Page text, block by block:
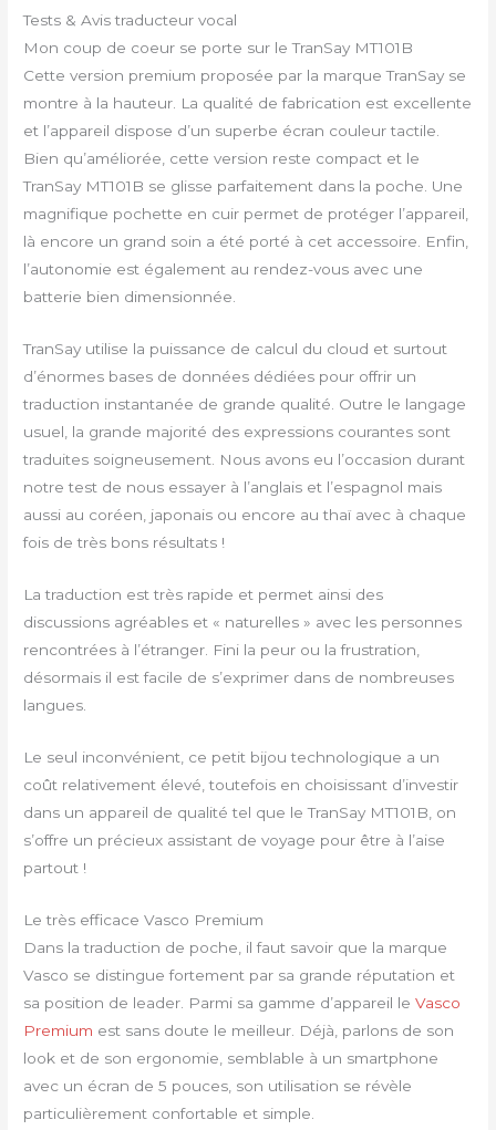
Tests & Avis traducteur vocal
Mon coup de coeur se porte sur le TranSay MT101B
Cette version premium proposée par la marque TranSay se
montre à la hauteur. La qualité de fabrication est excellente
et l’appareil dispose d’un superbe écran couleur tactile.
Bien qu’améliorée, cette version reste compact et le
TranSay MT101B se glisse parfaitement dans la poche. Une
magnifique pochette en cuir permet de protéger l’appareil,
là encore un grand soin a été porté à cet accessoire. Enfin,
l’autonomie est également au rendez-vous avec une
batterie bien dimensionnée.
TranSay utilise la puissance de calcul du cloud et surtout
d’énormes bases de données dédiées pour offrir un
traduction instantanée de grande qualité. Outre le langage
usuel, la grande majorité des expressions courantes sont
traduites soigneusement. Nous avons eu l’occasion durant
notre test de nous essayer à l’anglais et l’espagnol mais
aussi au coréen, japonais ou encore au thaï avec à chaque
fois de très bons résultats !
La traduction est très rapide et permet ainsi des
discussions agréables et « naturelles » avec les personnes
rencontrées à l’étranger. Fini la peur ou la frustration,
désormais il est facile de s’exprimer dans de nombreuses
langues.
Le seul inconvénient, ce petit bijou technologique a un
coût relativement élevé, toutefois en choisissant d’investir
dans un appareil de qualité tel que le TranSay MT101B, on
s’offre un précieux assistant de voyage pour être à l’aise
partout !
Le très efficace Vasco Premium
Dans la traduction de poche, il faut savoir que la marque
Vasco se distingue fortement par sa grande réputation et
sa position de leader. Parmi sa gamme d’appareil leVasco
Premium est sans doute le meilleur. Déjà, parlons de son
look et de son ergonomie, semblable à un smartphone
avec un écran de 5 pouces, son utilisation se révèle
particulièrement confortable et simple.